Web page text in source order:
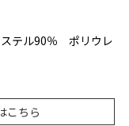
テル90％ ポリウレ
こちら